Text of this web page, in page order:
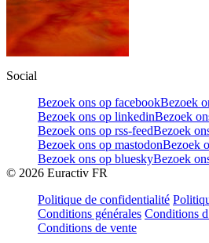
Social
Bezoek ons op facebookBezoek
Bezoek ons op linkedinBezoek
Bezoek ons op rss-feedBezoek
Bezoek ons op mastodonBezoek
Bezoek ons op blueskyBezoek
© 2026 Euractiv FR
Politique de confidentialité
Conditions générales Conditions
Conditions de vente